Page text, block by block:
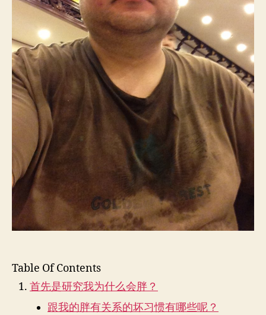
在
半
个
月
内
减
20
斤
的
－
The
Power
of
Habit
读
书
Table Of Contents
首先是研究我为什么会胖？
跟我的胖有关系的坏习惯有哪些呢？